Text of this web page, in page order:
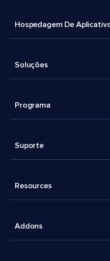
Hospedagem De
Soluções
Programa
Suporte
Resources
Addons